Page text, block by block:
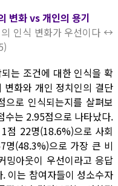
변화 vs 개인의 용기
인식 변화가 우선이다 ↔
는 조건에 대한 인식을 확
화와 개인 정치인의 결단
로 인식되는지를 살펴보
수는 2.95점으로 나타났다.
점 22명(18.6%)으로 사회
명(48.3%)으로 가장 큰 비
밍아웃이 우선이라고 응답
이는 참여자들이 성소수자